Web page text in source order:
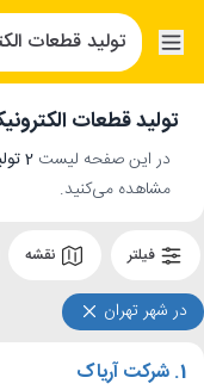
تولید قطعات
در این صفحه لیست 2 تولید قطعات الکترونیک در تهران
مشاهده می‌کنید.
فیلتر نقشه
در شهر تهران
1. شرکت آریاک